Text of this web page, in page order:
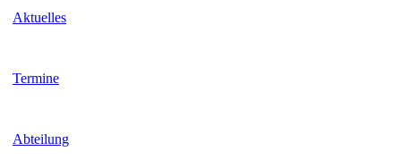
Aktuelles
Termine
Abteilung